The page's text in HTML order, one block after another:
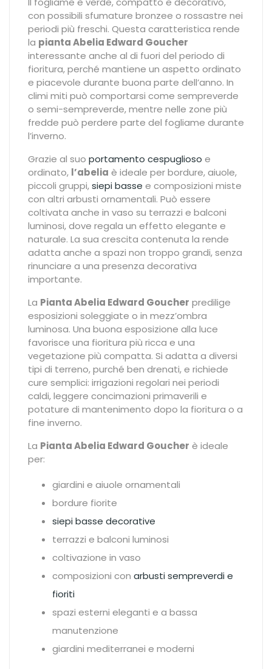
con possibili sfumature bronzee o rossastre nei
periodi più freschi. Questa caratteristica rende
la pianta Abelia Edward Goucher
interessante anche al di fuori del periodo di
fioritura, perché mantiene un aspetto ordinato
e piacevole durante buona parte dell’anno. In
climi miti può comportarsi come sempreverde
o semi-sempreverde, mentre nelle zone più
fredde può perdere parte del fogliame durante
l’inverno.
Grazie al suo portamento cespuglioso e
ordinato, l’abelia è ideale per bordure, aiuole,
piccoli gruppi,siepi basse e composizioni miste
con altri arbusti ornamentali. Può essere
coltivata anche in vaso su terrazzi e balconi
luminosi, dove regala un effetto elegante e
naturale. La sua crescita contenuta la rende
adatta anche a spazi non troppo grandi, senza
rinunciare a una presenza decorativa
importante.
La Pianta Abelia Edward Goucher predilige
esposizioni soleggiate o in mezz’ombra
luminosa. Una buona esposizione alla luce
favorisce una fioritura più ricca e una
vegetazione più compatta. Si adatta a diversi
tipi di terreno, purché ben drenati, e richiede
cure semplici: irrigazioni regolari nei periodi
caldi, leggere concimazioni primaverili e
potature di mantenimento dopo la fioritura o a
fine inverno.
La Pianta Abelia Edward Goucher è ideale
per:
giardini e aiuole ornamentali
bordure fiorite
siepi basse decorative
terrazzi e balconi luminosi
coltivazione in vaso
composizioni con arbusti sempreverdi e
fioriti
spazi esterni eleganti e a bassa
manutenzione
giardini mediterranei e moderni